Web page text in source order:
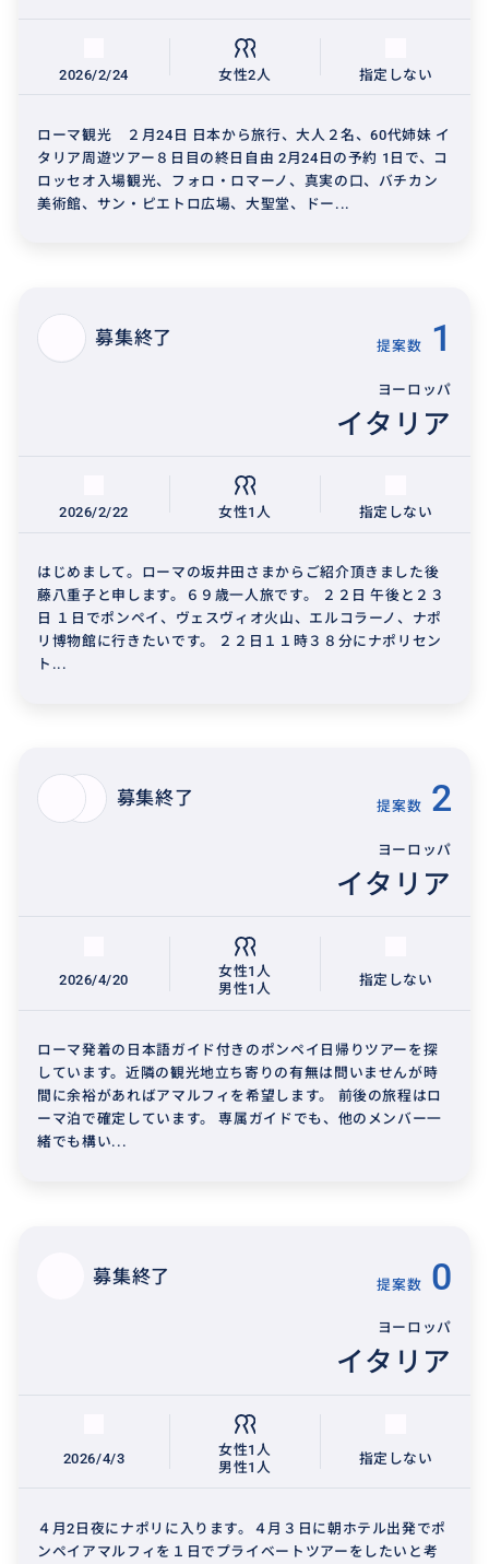
2026/2/24 女性2人 指定しない
ローマ観光 ２月24日 日本から旅行、大人２名、60代姉妹 イ
タリア周遊ツアー８日目の終日自由 2月24日の予約 1日で、コ
ロッセオ入場観光、フォロ・ロマーノ、真実の口、バチカン
美術館、サン・ピエトロ広場、大聖堂、ドー...
募集終了 提案数 1
ヨーロッパ
イタリア
2026/2/22 女性1人 指定しない
はじめまして。ローマの坂井田さまからご紹介頂きました後
藤八重子と申します。６９歳一人旅です。 ２２日 午後と２３
日 １日でポンペイ、ヴェスヴィオ火山、エルコラーノ、ナポ
リ博物館に行きたいです。 ２２日１１時３８分にナポリセン
ト...
募集終了 提案数 2
ヨーロッパ
イタリア
2026/4/20
女性1人
男性1人
指定しない
ローマ発着の日本語ガイド付きのポンペイ日帰りツアーを探
しています。近隣の観光地立ち寄りの有無は問いませんが時
間に余裕があればアマルフィを希望します。 前後の旅程はロ
ーマ泊で確定しています。 専属ガイドでも、他のメンバー一
緒でも構い...
募集終了 提案数 0
ヨーロッパ
イタリア
2026/4/3
女性1人
男性1人
指定しない
４月2日夜にナポリに入ります。４月３日に朝ホテル出発でポ
ンペイアマルフィを１日でプライベートツアーをしたいと考